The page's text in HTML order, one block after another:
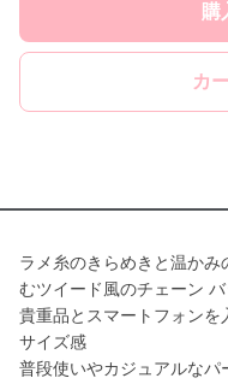
購
カ
ラメ糸のきらめきと温か
むツイード風のチェーン
貴重品とスマートフォンを
サイズ感
普段使いやカジュアルなパ